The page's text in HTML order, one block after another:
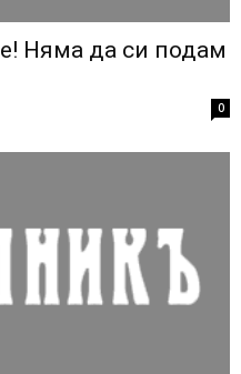
Няма да си подам
0